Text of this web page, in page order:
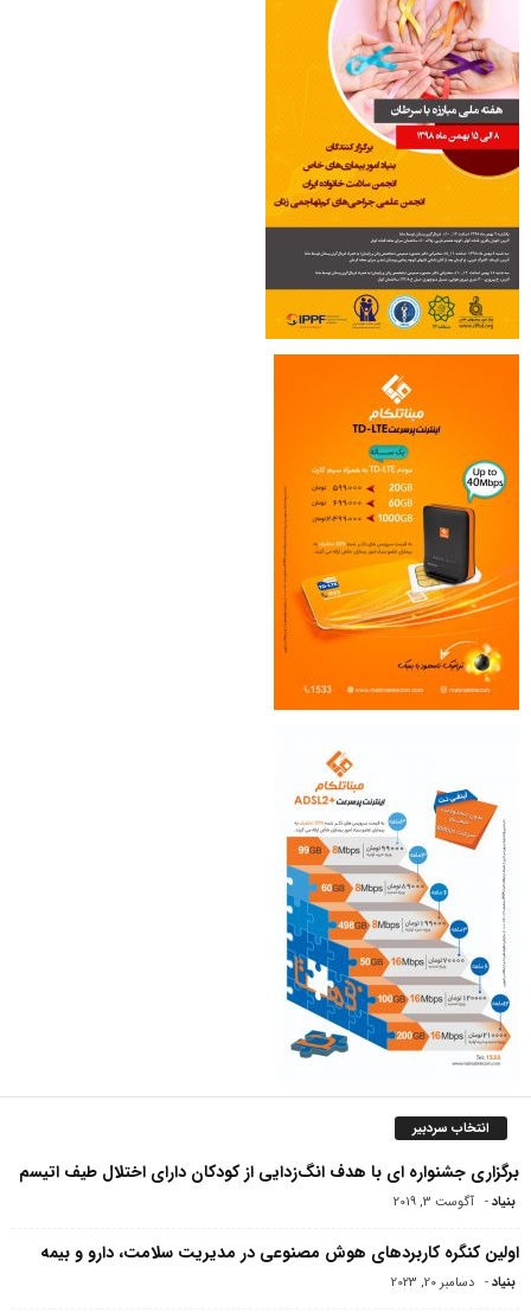
انتخاب سردبیر
برگزاری جشنواره ای با هدف انگ‌زدایی از کودکان دارای اختلال طیف اتیسم
بنیاد- آگوست 3, 2019
اولین کنگره کاربردهای هوش مصنوعی در مدیریت سلامت، دارو و بیمه
بنیاد- دسامبر 20, 2023